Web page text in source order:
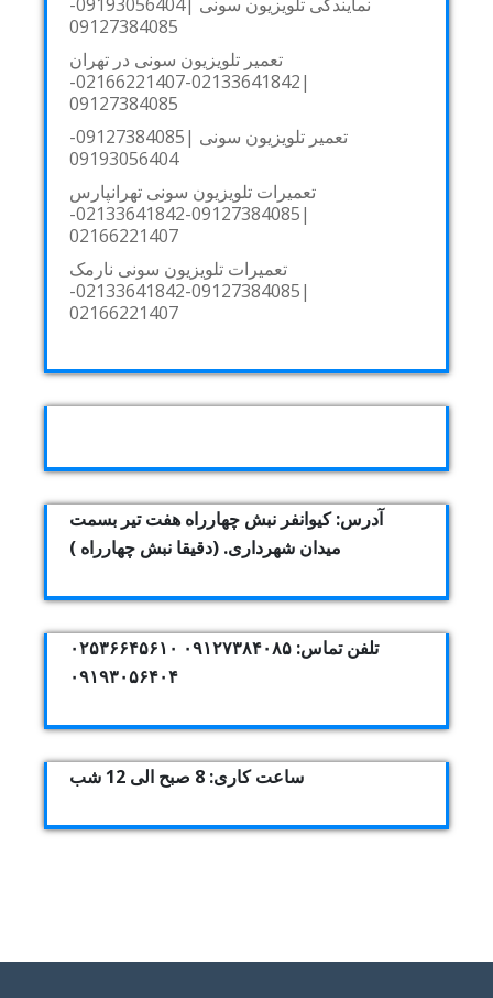
09127384085
تعمیر تلویزیون سونی در تهران
|02133641842-02166221407-
09127384085
تعمیر تلویزیون سونی |09127384085-
09193056404
تعمیرات تلویزیون سونی تهرانپارس
|09127384085-02133641842-
02166221407
تعمیرات تلویزیون سونی نارمک
|09127384085-02133641842-
02166221407
آدرس: کیوانفر نبش چهارراه هفت تیر بسمت
میدان شهرداری. (دقیقا نبش چهارراه )
تلفن تماس: ۰۹۱۲۷۳۸۴۰۸۵ ۰۲۵۳۶۶۴۵۶۱۰
۰۹۱۹۳۰۵۶۴۰۴
ساعت کاری: 8 صبح الی 12 شب